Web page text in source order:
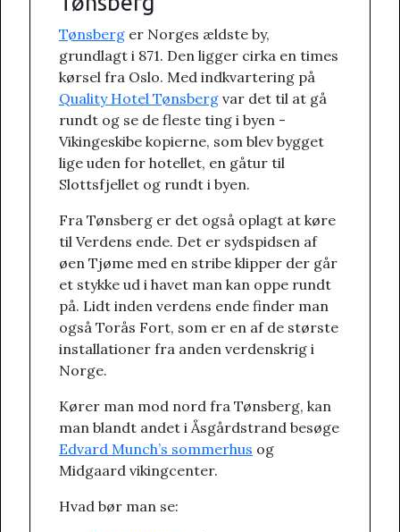
Tønsberg er Norges ældste by,
grundlagt i 871. Den ligger cirka en times
kørsel fra Oslo. Med indkvartering på
Quality Hotel Tønsberg var det til at gå
rundt og se de fleste ting i byen -
Vikingeskibe kopierne, som blev bygget
lige uden for hotellet, en gåtur til
Slottsfjellet og rundt i byen.
Fra Tønsberg er det også oplagt at køre
til Verdens ende. Det er sydspidsen af
øen Tjøme med en stribe klipper der går
et stykke ud i havet man kan oppe rundt
på. Lidt inden verdens ende finder man
også Torås Fort, som er en af de største
installationer fra anden verdenskrig i
Norge.
Kører man mod nord fra Tønsberg, kan
man blandt andet i Åsgårdstrand besøge
Edvard Munch’s sommerhus og
Midgaard vikingcenter.
Hvad bør man se: